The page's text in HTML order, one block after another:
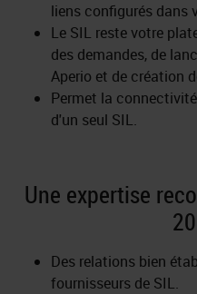
liens configurés dans
Le SIL reste votre
des demandes, de
Aperio et de création
Permet la
d'un seul SIL.
Une expertise
Des relations bien
fournisseurs de SIL.